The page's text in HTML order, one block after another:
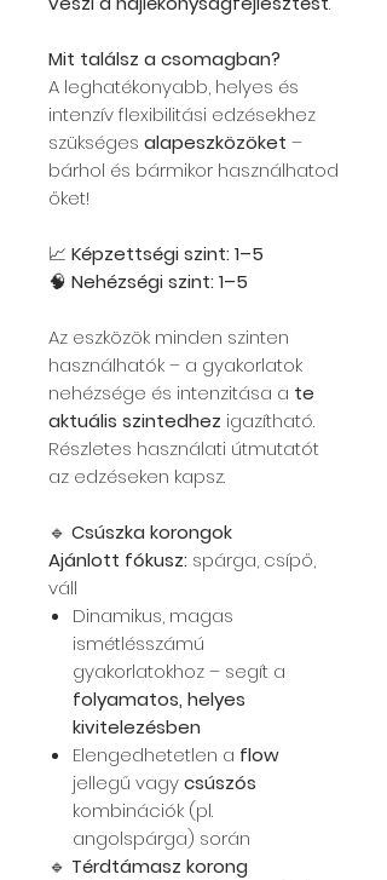
Mit találsz a csomagban?
A leghatékonyabb, helyes és
intenzív flexibilitási edzésekhez
szükséges alapeszközöket –
bárhol és bármikor használhatod
őket!
📈 Képzettségi szint: 1–5
🧠 Nehézségi szint: 1–5
Az eszközök minden szinten
használhatók – a gyakorlatok
nehézsége és intenzitása a te
aktuális szintedhez igazítható.
Részletes használati útmutatót
az edzéseken kapsz.
🔹 Csúszka korongok
Ajánlott fókusz: spárga, csípő,
váll
Dinamikus, magas
ismétlésszámú
gyakorlatokhoz – segít a
folyamatos, helyes
kivitelezésben
Elengedhetetlen a flow
jellegű vagycsúszós
kombinációk (pl.
angolspárga) során
🔹 Térdtámasz korong